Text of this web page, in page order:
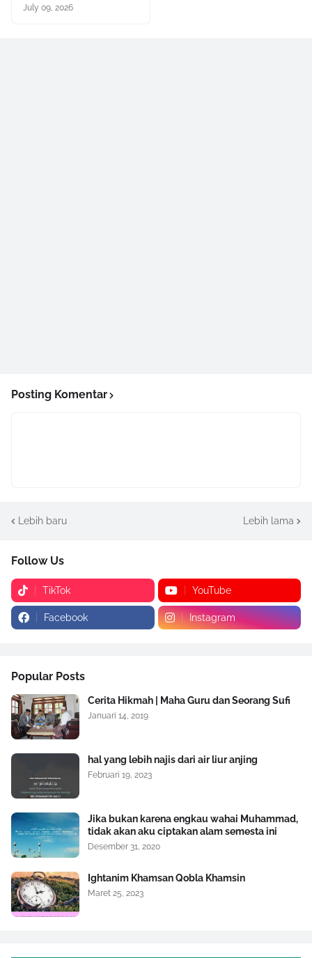
July 09, 2026
Posting Komentar
Lebih baru Lebih lama
Follow Us
TikTok YouTube
Facebook Instagram
Popular Posts
Cerita Hikmah | Maha Guru dan Seorang Sufi
Januari 14, 2019
hal yang lebih najis dari air liur anjing
Februari 19, 2023
Jika bukan karena engkau wahai Muhammad,
tidak akan aku ciptakan alam semesta ini
Desember 31, 2020
Ightanim Khamsan Qobla Khamsin
Maret 25, 2023